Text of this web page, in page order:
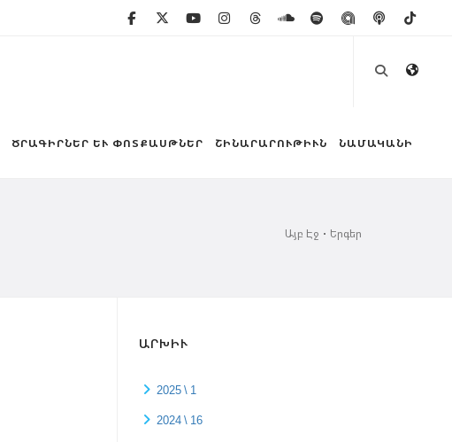
ԾՐԱԳԻՐՆԵՐ ԵՒ ՓՈՏՔԱՍԹՆԵՐ ՇԻՆԱՐԱՐՈՒԹԻՒՆ ՆԱՄԱԿԱՆԻ
Այբ Էջ Երգեր
ԱՐԽԻՒ
2025 \ 1
2024 \ 16